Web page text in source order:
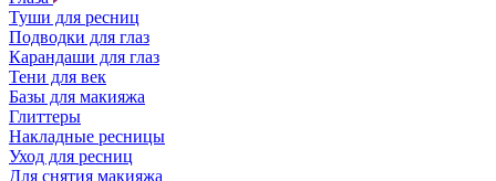
Туши для ресниц
Подводки для глаз
Карандаши для глаз
Тени для век
Базы для макияжа
Глиттеры
Накладные ресницы
Уход для ресниц
Для снятия макияжа